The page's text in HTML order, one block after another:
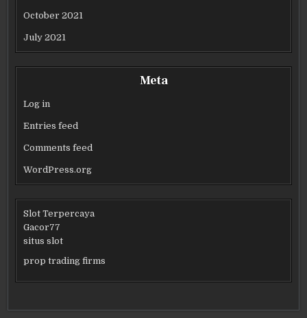
October 2021
July 2021
Meta
Log in
Entries feed
Comments feed
WordPress.org
Slot Terpercaya
Gacor77
situs slot
prop trading firms